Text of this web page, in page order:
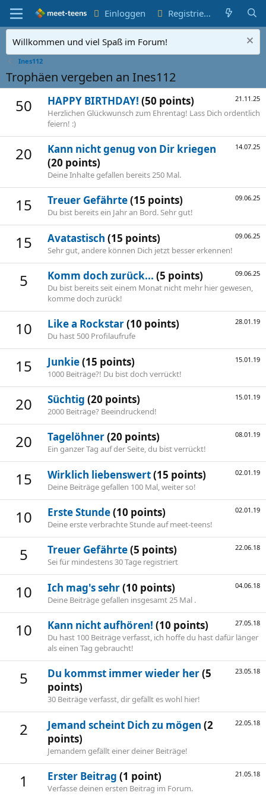
Einloggen Registrieren
Willkommen und viel Spaß im Forum!
Ines112
Trophäen vergeben an Ines112
50 21.11.25
HAPPY BIRTHDAY! (50 points)
Herzlichen Glückwunsch zum Ehrentag! Lass Dich ordentlich
feiern! :)
20 14.07.25
Kann nicht genug von Dir kriegen
(20 points)
Deine Inhalte gefallen bereits 250 Mal.
15 09.06.25
Treuer Gefährte(15 points)
Du bist bereits ein Jahr an Bord. Sehr gut!
15 09.06.25
Avatastisch (15 points)
Sehr gut, andere können Dich jetzt besser erkennen!
5 09.06.25
Komm doch zurück... (5 points)
Du bist bereits seit einem Monat nicht mehr hier gewesen,
komme doch zurück!
10 28.01.19
Like a Rockstar(10 points)
Du hast 500 Profilaufrufe
15 15.01.19
Junkie(15 points)
1000 Beiträge?! Du bist doch verrückt!
20 15.01.19
Süchtig (20 points)
2000 Beiträge? Beeindruckend!
20 08.01.19
Tagelöhner(20 points)
Ein ganzer Tag auf der Seite, du bist verrückt!
15 02.01.19
Wirklich liebenswert(15 points)
Deine Beiträge gefallen 100 Mal, weiter so!
10 02.01.19
Erste Stunde(10 points)
Deine erste verbrachte Stunde auf meet-teens!
5 22.06.18
Treuer Gefährte(5 points)
Sei für mindestens 30 Tage registriert
10 04.06.18
Ich mag's sehr(10 points)
Deine Beiträge gefallen insgesamt 25 Mal .
10 27.05.18
Kann nicht aufhören! (10 points)
Du hast 100 Beiträge verfasst, ich hoffe du hast dafür länger
als einen Tag gebraucht!
5 23.05.18
Du kommst immer wieder her(5
points)
30 Beiträge verfasst, dir gefällt es wohl hier!
2 22.05.18
Jemand scheint Dich zu mögen (2
points)
Jemandem gefällt einer deiner Beiträge!
1 21.05.18
Erster Beitrag (1 point)
Verfasse deinen ersten Beitrag im Forum.